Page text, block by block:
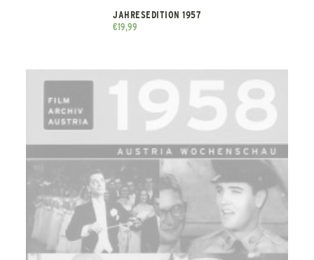
JAHRESEDITION 1957
€19,99